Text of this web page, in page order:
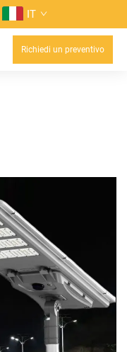
IT
Richiedi un preventivo